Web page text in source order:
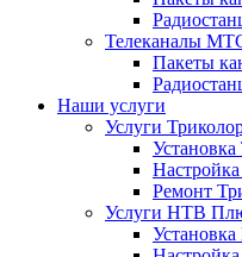
Телеканалы
Пакеты
Наши услуги
Услуги
Ремонт
Услуги НТВ